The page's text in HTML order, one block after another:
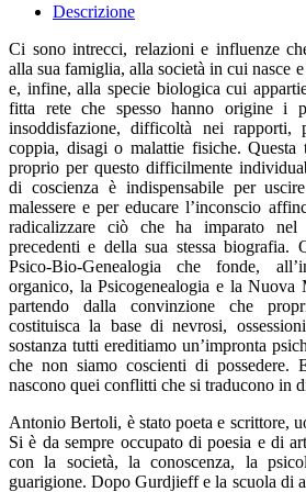
Descrizione
Ci sono intrecci, relazioni e influenze
alla sua famiglia, alla società in cui nasce
e, infine, alla specie biologica cui
fitta rete che spesso hanno origine i
insoddisfazione, difficoltà nei
coppia, disagi o malattie fisiche. Questa
proprio per questo difficilmente
di coscienza è indispensabile per
malessere e per educare l’inconscio
radicalizzare ciò che ha imparato nel
precedenti e della sua stessa biografia.
Psico-Bio-Genealogia che fonde,
organico, la Psicogenealogia e la
partendo dalla convinzione che
costituisca la base di nevrosi,
sostanza tutti ereditiamo un’impronta
che non siamo coscienti di
nascono quei conflitti che si traducono in
Antonio Bertoli, è stato poeta e scrittore,
Si è da sempre occupato di poesia e di
con la società, la conoscenza, la
guarigione. Dopo Gurdjieff e la scuola di